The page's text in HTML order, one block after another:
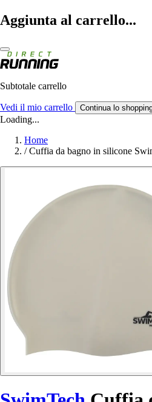
Aggiunta al carrello...
Subtotale carrello
Vedi il mio carrello Continua lo
Loading...
Home
/ Cuffia da bagno in silicone